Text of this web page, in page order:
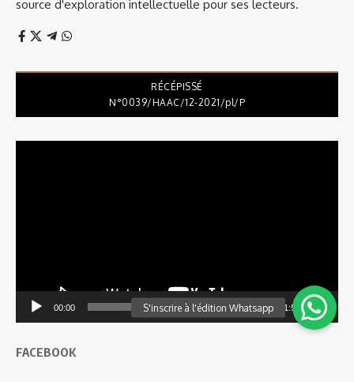
source d'exploration intellectuelle pour ses lecteurs.
RÉCÉPISSÉ
N°0039/HAAC/12-2021/pl/P
00:00 11:55
FACEBOOK